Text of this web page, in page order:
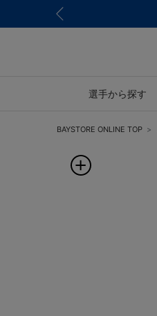
選手から探す
BAYSTORE ONLINE TOP